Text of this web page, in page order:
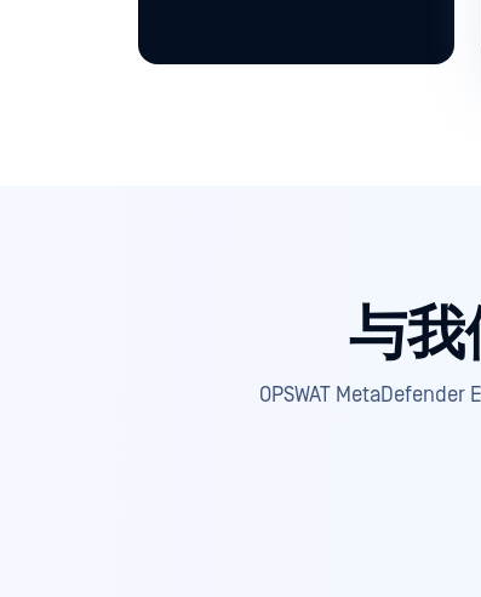
与我
OPSWAT